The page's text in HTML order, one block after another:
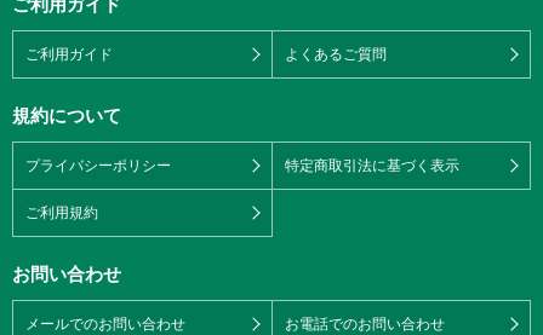
ご利用ガイド よくあるご質問
規約について
プライバシーポリシー 特定商取引法に基づく表示
ご利用規約
お問い合わせ
メールでのお問い合わせ お電話でのお問い合わせ